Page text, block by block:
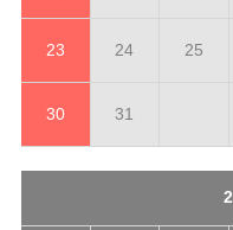
23 24 25
30 31